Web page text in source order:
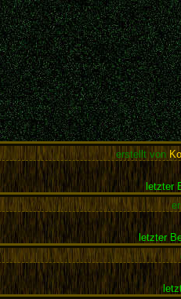
erstellt von
letzter
letzter